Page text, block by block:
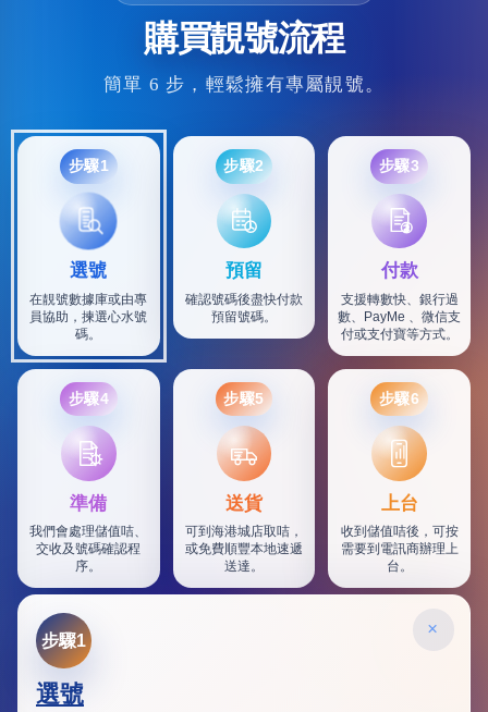
購買靚號流程
簡單 6 步，輕鬆擁有專屬靚號。
步驟1
選號
在靚號數據庫或由專
員協助，揀選心水號
碼。
步驟2
預留
確認號碼後盡快付款
預留號碼。
步驟3
付款
支援轉數快、銀行過
數、PayMe 、微信支
付或支付寶等方式。
步驟4
準備
我們會處理儲值咭、
交收及號碼確認程
序。
步驟5
SF
送貨
可到海港城店取咭，
或免費順豐本地速遞
送達。
步驟6
上台
收到儲值咭後，可按
需要到電訊商辦理上
台。
×
步驟1
選號